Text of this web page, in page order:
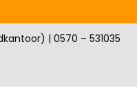
| 0570 – 531035